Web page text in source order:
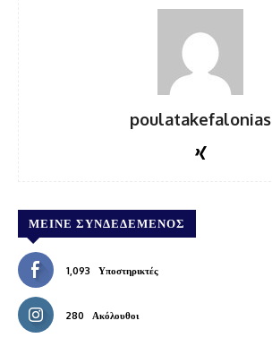
poulatakefalonias
ΜΕΊΝΕ ΣΥΝΔΕΔΕΜΈΝΟΣ
1,093 Υποστηρικτές
280 Ακόλουθοι